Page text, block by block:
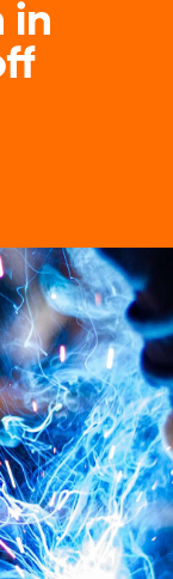
in